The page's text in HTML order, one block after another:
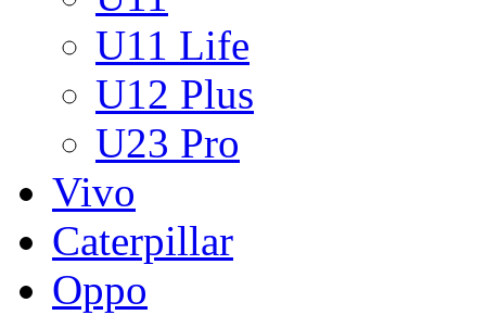
U11 Life
U12 Plus
U23 Pro
Vivo
Caterpillar
Oppo